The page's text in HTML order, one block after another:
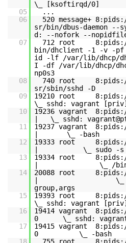
\_ [ksoftirqd/0]
05
...
06
520 message+
sr/bin/dbus-daemon --
d: --nofork --
07
712 root 8:pids:/
bin/dhclient -1 -v -pf
id -lf /var/lib/dhcp/
I -df /var/lib/dhcp/
np0s3
08
740 root 8:pids:/
sr/sbin/sshd -D
09
19210 root 8:pids:/
\_ sshd: vagrant
10
19236 vagrant
| \_ sshd:
11
19237 vagrant
| \_ -bash
12
19333 root 8:pids:/
| \_ sudo -s
13
19334 root 8:pids:/
| \_ /bin/
14
20088 root 8:pids:/
| \_ ps xawf
group,args
15
19393 root 8:pids:/
\_ sshd: vagrant
16
19414 vagrant
0 \_ sshd:
17
19415 vagrant
0 \_ -bash
18
755 root 8:pids:/